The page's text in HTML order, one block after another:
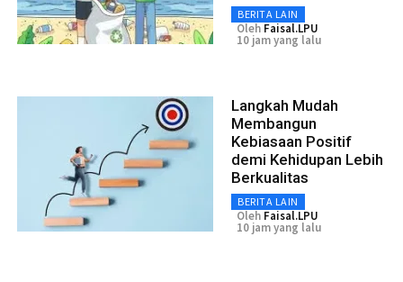
BERITA LAIN
Oleh Faisal.LPU
10 jam yang lalu
Langkah Mudah
Membangun
Kebiasaan Positif
demi Kehidupan Lebih
Berkualitas
BERITA LAIN
Oleh Faisal.LPU
10 jam yang lalu